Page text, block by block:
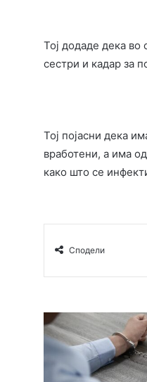
Тој додаде дека
сестри и кадар за
Тој појасни дека
вработени, а има
како што се
Сподели